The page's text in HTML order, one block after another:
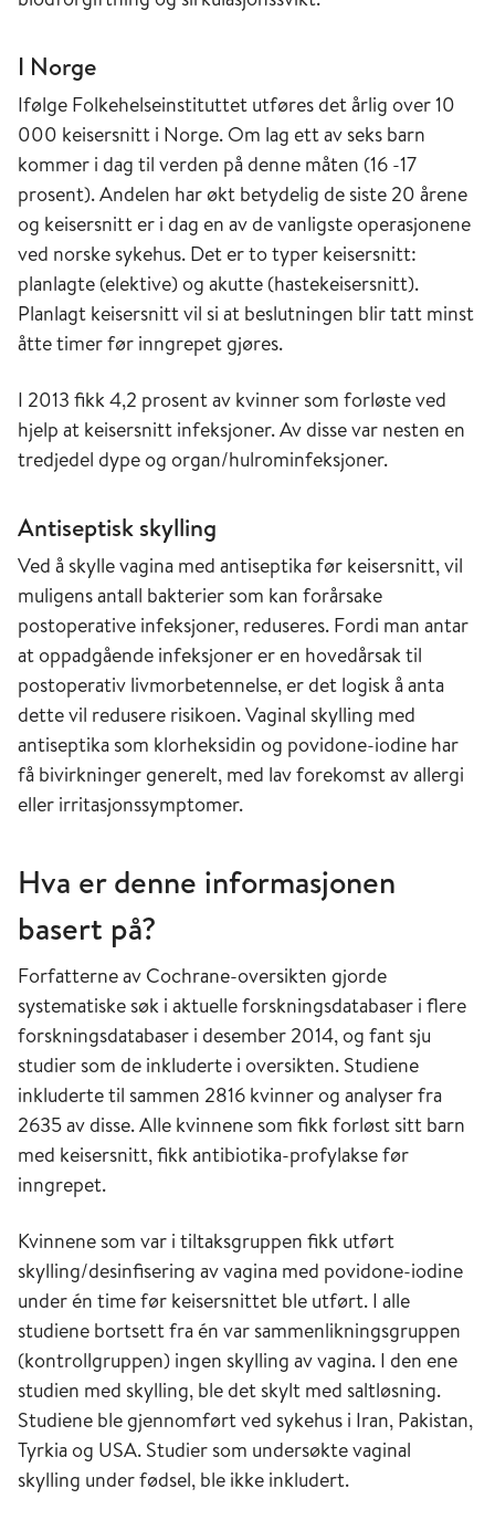
I Norge
Ifølge Folkehelseinstituttet utføres det årlig over 10
000 keisersnitt i Norge. Om lag ett av seks barn
kommer i dag til verden på denne måten (16 -17
prosent). Andelen har økt betydelig de siste 20 årene
og keisersnitt er i dag en av de vanligste operasjonene
ved norske sykehus. Det er to typer keisersnitt:
planlagte (elektive) og akutte (hastekeisersnitt).
Planlagt keisersnitt vil si at beslutningen blir tatt minst
åtte timer før inngrepet gjøres.
I 2013 fikk 4,2 prosent av kvinner som forløste ved
hjelp at keisersnitt infeksjoner. Av disse var nesten en
tredjedel dype og organ/hulrominfeksjoner.
Antiseptisk skylling
Ved å skylle vagina med antiseptika før keisersnitt, vil
muligens antall bakterier som kan forårsake
postoperative infeksjoner, reduseres. Fordi man antar
at oppadgående infeksjoner er en hovedårsak til
postoperativ livmorbetennelse, er det logisk å anta
dette vil redusere risikoen. Vaginal skylling med
antiseptika som klorheksidin og povidone-iodine har
få bivirkninger generelt, med lav forekomst av allergi
eller irritasjonssymptomer.
Hva er denne informasjonen
basert på?
Forfatterne av Cochrane-oversikten gjorde
systematiske søk i aktuelle forskningsdatabaser i flere
forskningsdatabaser i desember 2014, og fant sju
studier som de inkluderte i oversikten. Studiene
inkluderte til sammen 2816 kvinner og analyser fra
2635 av disse. Alle kvinnene som fikk forløst sitt barn
med keisersnitt, fikk antibiotika-profylakse før
inngrepet.
Kvinnene som var i tiltaksgruppen fikk utført
skylling/desinfisering av vagina med povidone-iodine
under én time før keisersnittet ble utført. I alle
studiene bortsett fra én var sammenlikningsgruppen
(kontrollgruppen) ingen skylling av vagina. I den ene
studien med skylling, ble det skylt med saltløsning.
Studiene ble gjennomført ved sykehus i Iran, Pakistan,
Tyrkia og USA. Studier som undersøkte vaginal
skylling under fødsel, ble ikke inkludert.